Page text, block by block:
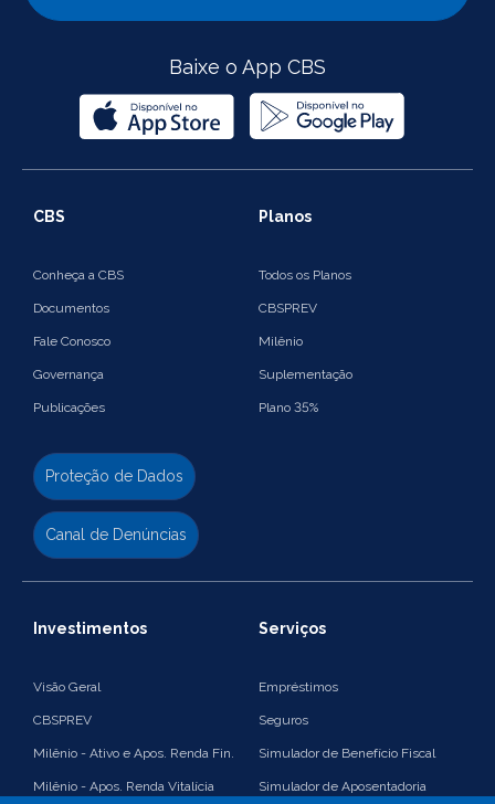
Baixe o App CBS
CBS
Conheça a CBS
Documentos
Fale Conosco
Governança
Publicações
Proteção de Dados
Canal de Denúncias
Planos
Todos os Planos
CBSPREV
Milênio
Suplementação
Plano 35%
Investimentos
Visão Geral
CBSPREV
Milênio - Ativo e Apos. Renda Fin.
Milênio - Apos. Renda Vitalícia
Serviços
Empréstimos
Seguros
Simulador de Benefício Fiscal
Simulador de Aposentadoria